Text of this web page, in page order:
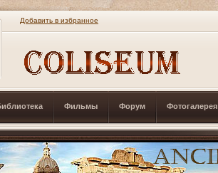
Добавить в избранное
Фильмы Форум Фотогалерея